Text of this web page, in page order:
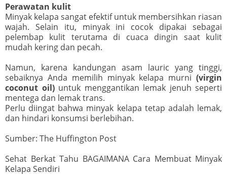
Perawatan kulit
Minyak kelapa sangat efektif untuk membersihkan riasan
wajah. Selain itu, minyak ini cocok dipakai sebagai
pelembap kulit terutama di cuaca dingin saat kulit
mudah kering dan pecah.
Namun, karena kandungan asam lauric yang tinggi,
sebaiknya Anda memilih minyak kelapa murni (virgin
coconut oil)untuk menggantikan lemak jenuh seperti
mentega dan lemak trans.
Perlu diingat bahwa minyak kelapa tetap adalah lemak,
dan hindari konsumsi berlebihan.
Sumber: The Huffington Post
Sehat Berkat Tahu BAGAIMANA Cara Membuat Minyak
Kelapa Sendiri